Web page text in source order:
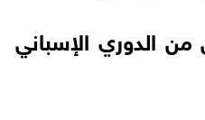
من الدوري الإسباني